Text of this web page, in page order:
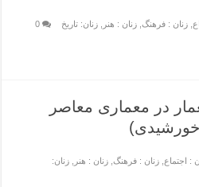
,زنان : فرهنگ ,زنان : هنر ,زنان: تاریخ 0
در معماری معاصر
: اجتماع ,زنان : فرهنگ ,زنان : هنر ,زنان: